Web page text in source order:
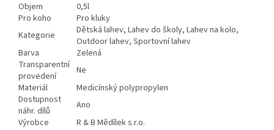
Objem
0,5l
Pro koho
Pro kluky
Kategorie
Dětská lahev, Lahev do školy, Lahev na kolo,
Outdoor lahev, Sportovní lahev
Barva
Zelená
Transparentní
provedení
Ne
Materiál
Medicínský polypropylen
Dostupnost
náhr. dílů
Ano
Výrobce
R & B Mědílek s.r.o.